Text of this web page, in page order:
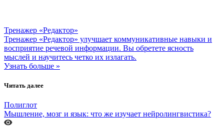
Тренажер «Редактор»
Тренажер «Редактор» улучшает коммуникативные навыки и
восприятие речевой информации. Вы обретете ясность
мыслей и научитесь четко их излагать.
Узнать больше »
Читать далее
Полиглот
Мышление, мозг и язык: что же изучает нейролингвистика?